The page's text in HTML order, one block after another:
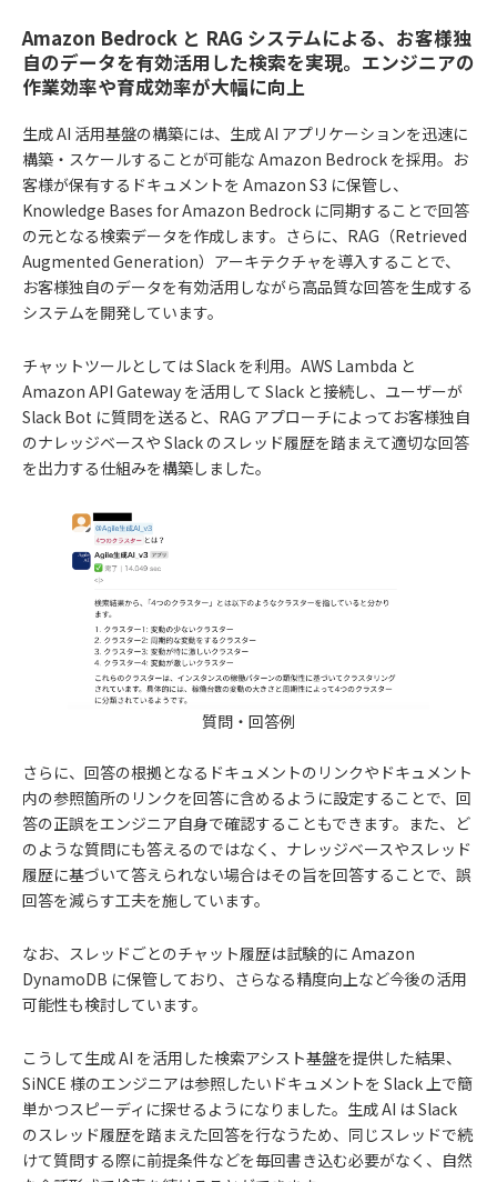
Amazon Bedrock と RAG システムによる、お客様独
自のデータを有効活用した検索を実現。エンジニアの
作業効率や育成効率が大幅に向上
生成 AI 活用基盤の構築には、生成 AI アプリケーションを迅速に
構築・スケールすることが可能な Amazon Bedrock を採用。お
客様が保有するドキュメントを Amazon S3 に保管し、
Knowledge Bases for Amazon Bedrock に同期することで回答
の元となる検索データを作成します。さらに、RAG（Retrieved
Augmented Generation）アーキテクチャを導入することで、
お客様独自のデータを有効活用しながら高品質な回答を生成する
システムを開発しています。
チャットツールとしては Slack を利用。AWS Lambda と
Amazon API Gateway を活用して Slack と接続し、ユーザーが
Slack Bot に質問を送ると、RAG アプローチによってお客様独自
のナレッジベースや Slack のスレッド履歴を踏まえて適切な回答
を出力する仕組みを構築しました。
質問・回答例
さらに、回答の根拠となるドキュメントのリンクやドキュメント
内の参照箇所のリンクを回答に含めるように設定することで、回
答の正誤をエンジニア自身で確認することもできます。また、ど
のような質問にも答えるのではなく、ナレッジベースやスレッド
履歴に基づいて答えられない場合はその旨を回答することで、誤
回答を減らす工夫を施しています。
なお、スレッドごとのチャット履歴は試験的に Amazon
DynamoDB に保管しており、さらなる精度向上など今後の活用
可能性も検討しています。
こうして生成 AI を活用した検索アシスト基盤を提供した結果、
SiNCE 様のエンジニアは参照したいドキュメントを Slack 上で簡
単かつスピーディに探せるようになりました。生成 AI は Slack
のスレッド履歴を踏まえた回答を行なうため、同じスレッドで続
けて質問する際に前提条件などを毎回書き込む必要がなく、自然